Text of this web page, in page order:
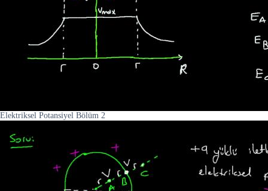
Elektriksel Potansiyel Bölüm 2